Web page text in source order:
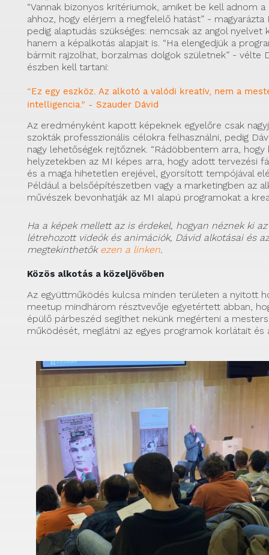
“Vannak bizonyos kritériumok, amiket be kell adnom
ahhoz, hogy elérjem a megfelelő hatást” - magyarázta
pedig alaptudás szükséges: nemcsak az angol nyelvet
hanem a képalkotás alapjait is. “Ha elengedjük a
bármit rajzolhat, borzalmas dolgok születnek” - vélte
észben kell tartani:
“Ez egy eszköz. Az alkotó a valódi kreatív, nem a
intelligencia.” - Szauder Dávid
Az eredményként kapott képeknek egyelőre csak
szokták professzionális célokra felhasználni, pedig
nagy lehetőségek rejtőznek. “Rádöbbentem arra, hogy
helyzetekben az MI képes arra, hogy adott tervezési
és a maga hihetetlen erejével, gyorsított tempójával
Például a belsőépítészetben vagy a marketingben az
művészek bevonhatják az MI alapú programokat a
Ha a képek mellett az is érdekel, hogyan néznek ki az
létrehozott videók és animációk, Dávid alkotásai és
megtekinthetők ezen a linken
Közös alkotás a közeljövőben
Az együttműködés kulcsa minden területen a nyitott
meetup mindhárom résztvevője egyetértett abban,
épülő párbeszéd segíthet nekünk megérteni a
működését, meglátni az egyes programok korlátait és